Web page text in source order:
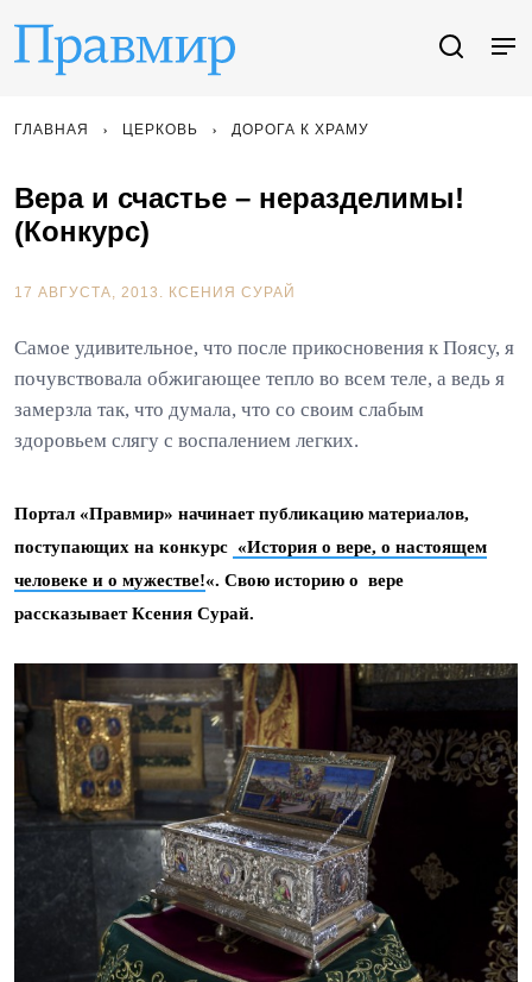
ГЛАВНАЯ ЦЕРКОВЬ ДОРОГА К ХРАМУ
Вера и счастье – неразделимы!
(Конкурс)
17 АВГУСТА, 2013. КСЕНИЯ СУРАЙ
Самое удивительное, что после прикосновения к Поясу, я
почувствовала обжигающее тепло во всем теле, а ведь я
замерзла так, что думала, что со своим слабым
здоровьем слягу с воспалением легких.
Портал «Правмир» начинает публикацию материалов,
поступающих на конкурс «История о вере, о настоящем
человеке и о мужестве!«. Свою историю о вере
рассказывает Ксения Сурай.